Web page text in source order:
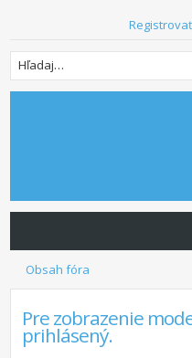
Registrovať
Obsah fóra
Pre zobrazenie
prihlásený.